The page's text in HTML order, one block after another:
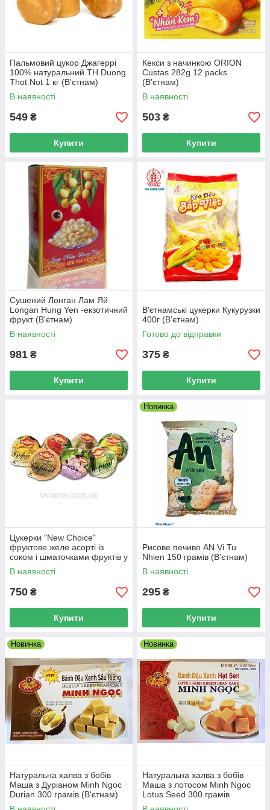
солодощів з В'єтнаму.
Пальмовий цукор Джагеррі
100% натуральний TH Duong
Thot Not 1 кг (В'єтнам)
В наявності
549 ₴
Купити
Кекси з начинкою ORION
Custas 282g 12 packs
(В'єтнам)
В наявності
503 ₴
Купити
Сушений Лонган Лам Яй
Longan Hung Yen -екзотичний
фрукт (В'єтнам)
В наявності
981 ₴
Купити
В'єтнамські цукерки Кукурузки
400г (В'єтнам)
Готово до відправки
375 ₴
Купити
Цукерки "New Choice"
фруктове желе асорті із
соком і шматочками фруктів у
пакеті. 1000 г (В'єтнам)
В наявності
750 ₴
Купити
Новинка
Рисове печиво AN Vi Tu
Nhien 150 грамів (В'єтнам)
В наявності
295 ₴
Купити
Новинка
Натуральна халва з бобів
Маша з Дуріаном Minh Ngoc
Durian 300 грамів (В'єтнам)
Новинка
Натуральна халва з бобів
Маша з лотосом Minh Ngoc
Lotus Seed 300 грамів
(В'єтнам)